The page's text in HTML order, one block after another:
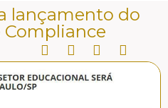
lançamento do
Compliance